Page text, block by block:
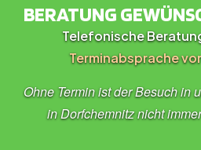
BERATUNG
Telefonische
Terminabsprache
Ohne Termin ist der Besuch in
in Dorfchemnitz nicht